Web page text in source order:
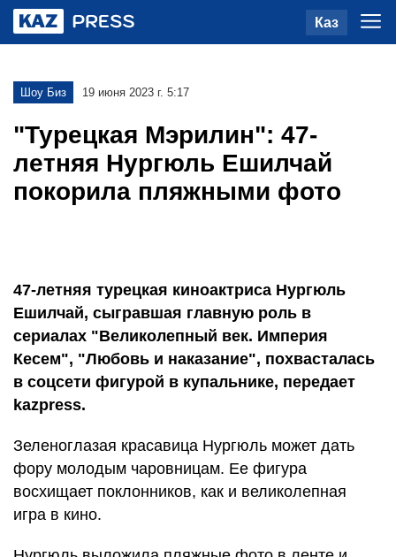
Каз
Шоу Биз 19 июня 2023 г. 5:17
"Турецкая Мэрилин": 47-
летняя Нургюль Ешилчай
покорила пляжными фото
47-летняя турецкая киноактриса Нургюль
Ешилчай, сыгравшая главную роль в
сериалах "Великолепный век. Империя
Кесем", "Любовь и наказание", похвасталась
в соцсети фигурой в купальнике, передает
kazpress.
Зеленоглазая красавица Нургюль может дать
фору молодым чаровницам. Ее фигура
восхищает поклонников, как и великолепная
игра в кино.